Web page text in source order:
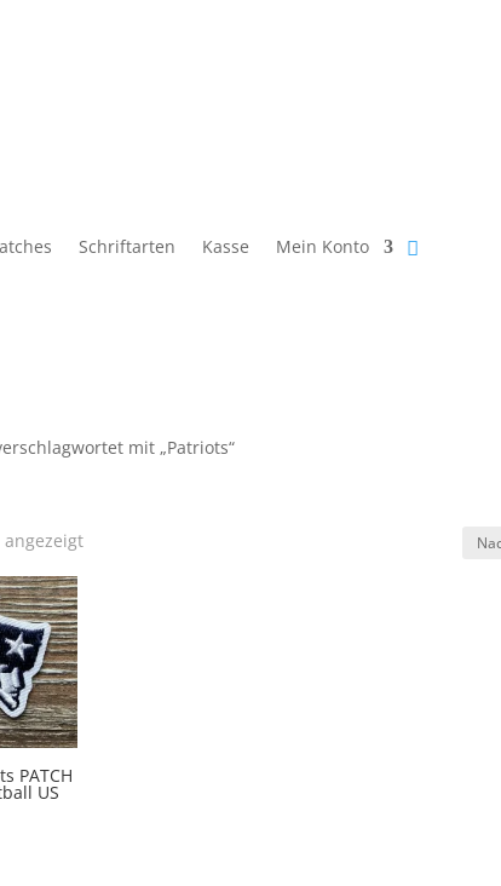
Schriftarten Kasse Mein Konto
mit „Patriots“
PATCH
US